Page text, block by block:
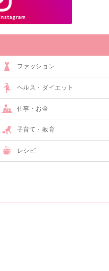
ファッション
ヘルス・ダイエット
仕事・お金
子育て・教育
レシピ